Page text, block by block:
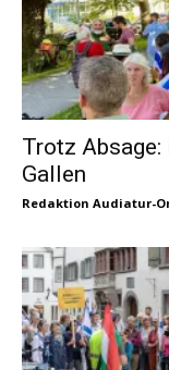
Trotz
Gallen
Redaktion Audiatur-